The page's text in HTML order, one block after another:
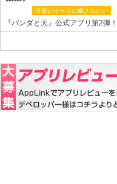
可愛いキャラに癒されたい